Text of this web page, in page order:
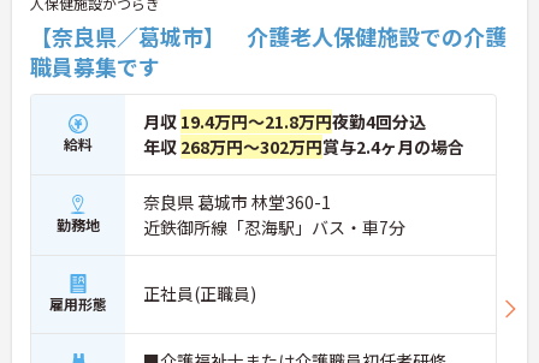
【奈良県／葛城市】 介護老人保健施設での介護
職員募集です
給料
月収 19.4万円～21.8万円夜勤4回分込
年収 268万円～302万円賞与2.4ヶ月の場合
勤務地
奈良県 葛城市 林堂360-1
近鉄御所線「忍海駅」バス・車7分
雇用形態 正社員(正職員)